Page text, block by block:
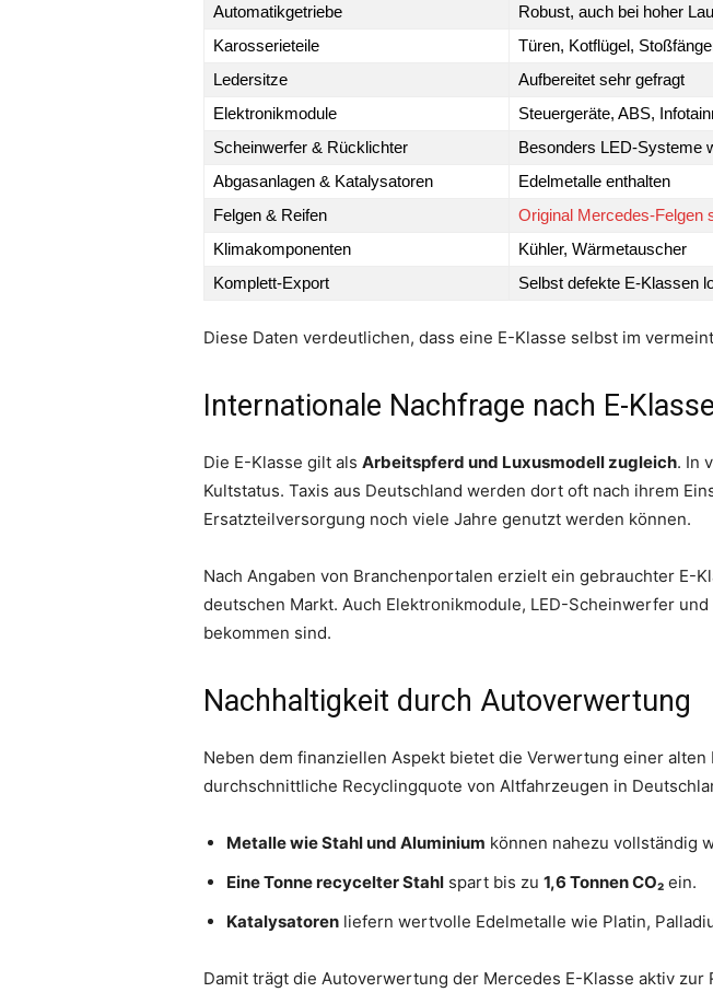
Automatikgetriebe
Robust, auch bei hoher
Karosserieteile
Türen, Kotflügel,
Ledersitze
Aufbereitet sehr gefragt
Elektronikmodule
Steuergeräte, ABS,
Scheinwerfer & Rücklichter
Besonders LED-Systeme
Abgasanlagen & Katalysatoren
Edelmetalle enthalten
Felgen & Reifen
Original Mercedes-Felgen
Klimakomponenten
Kühler, Wärmetauscher
Komplett-Export
Selbst defekte E-Klassen
Diese Daten verdeutlichen, dass eine E-Klasse selbst im
Internationale Nachfrage nach E-
Die E-Klasse gilt als Arbeitspferd und Luxusmodell zugleich. In
Kultstatus. Taxis aus Deutschland werden dort oft nach ihrem
Ersatzteilversorgung noch viele Jahre genutzt werden können.
Nach Angaben von Branchenportalen erzielt ein gebrauchter E-
deutschen Markt. Auch Elektronikmodule, LED-Scheinwerfer
bekommen sind.
Nachhaltigkeit durch Autoverwertung
Neben dem finanziellen Aspekt bietet die Verwertung einer
durchschnittliche Recyclingquote von Altfahrzeugen in
Metalle wie Stahl und Aluminium können nahezu vollständig
Eine Tonne recycelter Stahl spart bis zu 1,6 Tonnen CO₂ ein.
Katalysatoren liefern wertvolle Edelmetalle wie Platin,
Damit trägt die Autoverwertung der Mercedes E-Klasse aktiv